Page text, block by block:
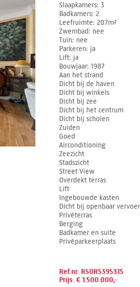
Slaapkamers 3
Badkamers 2
Leefruimte 207m²
Zwembad
nee
Tuin nee
Parkeren ja
Lift ja
Bouwjaar 1987
Aan het strand
Dicht bij de haven
Dicht bij winkels
Dicht bij zee
Dicht bij het centrum
Dicht bij scholen
Zuiden
Goed
Airconditioning
Zeezicht
Stadszicht
Street View
Overdekt terras
Lift
Ingebouwde kasten
Dicht bij openbaar vervoer
Privéterras
Berging
Badkamer en suite
Privéparkeerplaats
Ref.nr: RSOR5395315
Prijs: € 1.500.000,-